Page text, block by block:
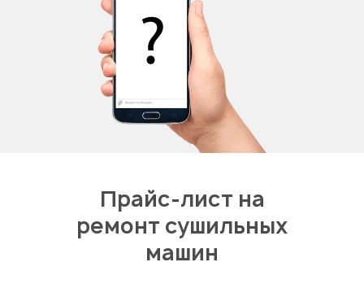
Прайс-лист на
ремонт сушильных
машин